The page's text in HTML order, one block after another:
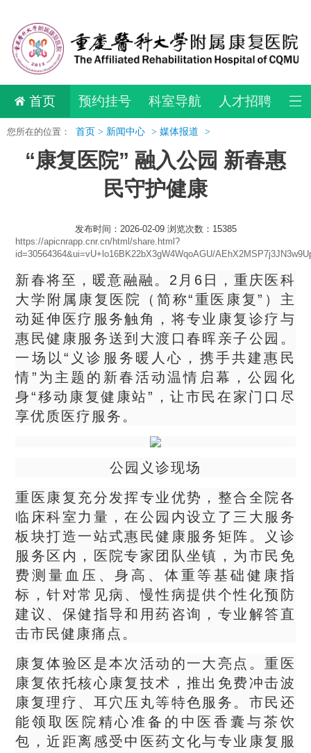
首页 预约挂号 科室导航 人才招聘
您所在的位置： 首页 > 新闻中心 > 媒体报道 >
“康复医院” 融入公园 新春惠
民守护健康
发布时间：2026-02-09 浏览次数：15385
https://apicnrapp.cnr.cn/html/share.html?
id=30564364&ui=vU+lo16BK22bX3gW4WqoAGU/
新春将至，暖意融融。2月6日，重庆医科
大学附属康复医院（简称“重医康复”）主
动延伸医疗服务触角，将专业康复诊疗与
惠民健康服务送到大渡口春晖亲子公园。
一场以“义诊服务暖人心，携手共建惠民
情”为主题的新春活动温情启幕，公园化
身“移动康复健康站”，让市民在家门口尽
享优质医疗服务。
公园义诊现场
重医康复充分发挥专业优势，整合全院各
临床科室力量，在公园内设立了三大服务
板块打造一站式惠民健康服务矩阵。义诊
服务区内，医院专家团队坐镇，为市民免
费测量血压、身高、体重等基础健康指
标，针对常见病、慢性病提供个性化预防
建议、保健指导和用药咨询，专业解答直
击市民健康痛点。
康复体验区是本次活动的一大亮点。重医
康复依托核心康复技术，推出免费冲击波
康复理疗、耳穴压丸等特色服务。市民还
能领取医院精心准备的中医香囊与茶饮
包，近距离感受中医药文化与专业康复服